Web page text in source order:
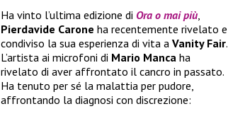
Ha vinto l’ultima edizione di Ora o mai più,
Pierdavide Carone ha recentemente rivelato e
condiviso la sua esperienza di vita a Vanity Fair.
L’artista ai microfoni di Mario Manca ha
rivelato di aver affrontato il cancro in passato.
Ha tenuto per sé la malattia per pudore,
affrontando la diagnosi con discrezione: